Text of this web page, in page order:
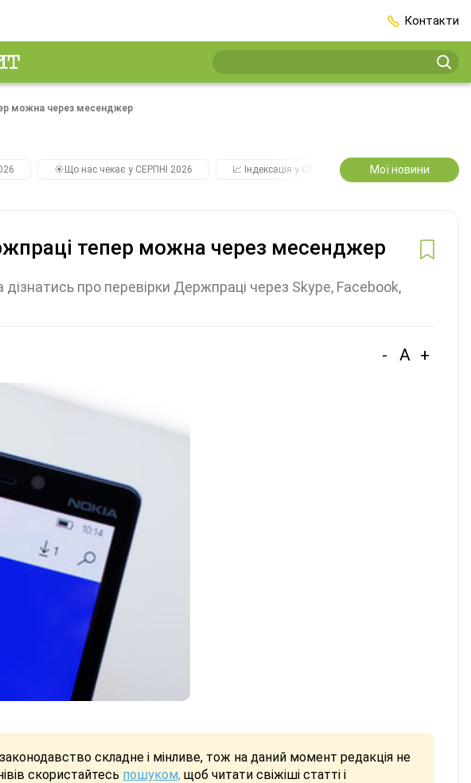
Контакти
можна через месенджер
☀️Що нас чекає у СЕРПНІ 2026 📈 Індексація у СЕРПНІ 2️⃣0️⃣2️⃣7️⃣ Усі
Мої новини
тепер можна через месенджер
про перевірки Держпраці через Skype, Facebook,
- A +
складне і мінливе, тож на даний момент редакція не
скористайтесь пошуком, щоб читати свіжіші статті і